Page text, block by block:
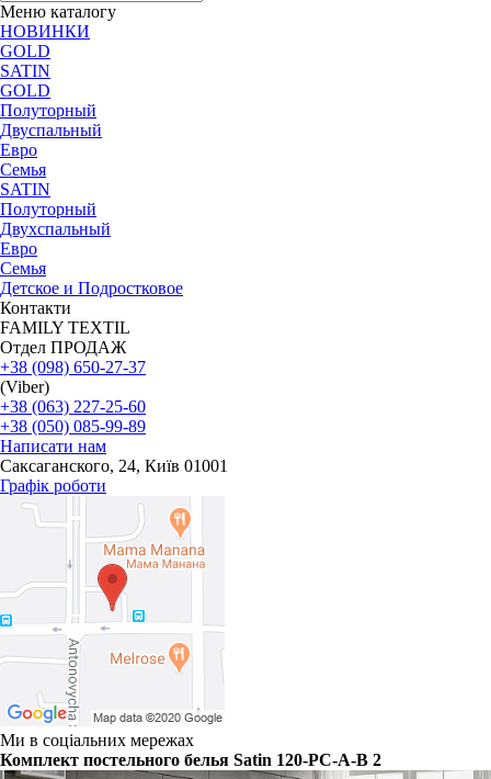
Меню каталогу
НОВИНКИ
GOLD
SATIN
GOLD
Полуторный
Двуспальный
Евро
Семья
SATIN
Полуторный
Двухспальный
Евро
Семья
Детское и Подростковое
Контакти
FAMILY TEXTIL
Отдел ПРОДАЖ
+38 (098) 650-27-37
(Viber)
+38 (063) 227-25-60
+38 (050) 085-99-89
Написати нам
Саксаганского, 24, Київ 01001
Графік роботи
Ми в соціальних мережах
Комплект постельного белья Satin 120-PC-A-B 2